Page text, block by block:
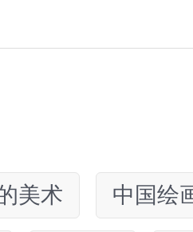
美术 中国绘